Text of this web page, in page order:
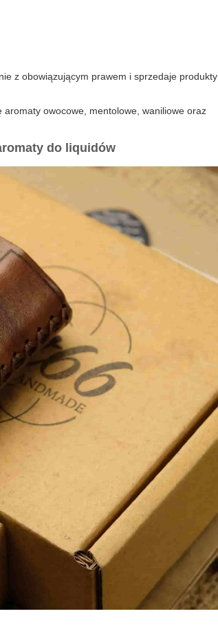
z obowiązującym prawem i sprzedaje produkty
aromaty owocowe, mentolowe, waniliowe oraz
do liquidów